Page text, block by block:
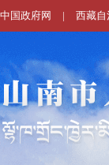
中国政府网 | 西藏自